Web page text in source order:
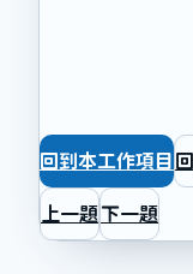
回到本工作項目
上一題下一題